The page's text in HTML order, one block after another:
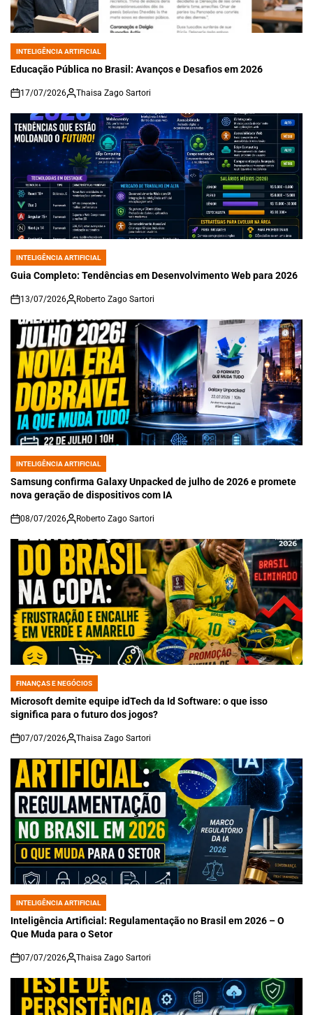
POSTED
IN
INTELIGÊNCIA ARTIFICIAL
Educação Pública no Brasil: Avanços e Desafios em 2026
on
17/07/2026 Thaisa Zago Sartori
POSTED
IN
INTELIGÊNCIA ARTIFICIAL
Guia Completo: Tendências em Desenvolvimento Web para 2026
on
13/07/2026 Roberto Zago Sartori
POSTED
IN
INTELIGÊNCIA ARTIFICIAL
Samsung confirma Galaxy Unpacked de julho de 2026 e promete
nova geração de dispositivos com IA
on
08/07/2026 Roberto Zago Sartori
POSTED
IN
FINANÇAS E NEGÓCIOS
Microsoft demite equipe idTech da Id Software: o que isso
significa para o futuro dos jogos?
on
07/07/2026 Thaisa Zago Sartori
POSTED
IN
INTELIGÊNCIA ARTIFICIAL
Inteligência Artificial: Regulamentação no Brasil em 2026 – O
Que Muda para o Setor
on
07/07/2026 Thaisa Zago Sartori